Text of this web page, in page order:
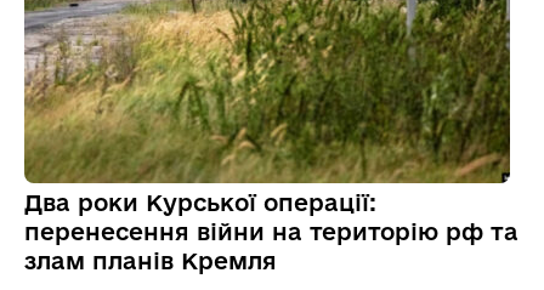
Два роки Курської операції:
перенесення війни на територію рф та
злам планів Кремля